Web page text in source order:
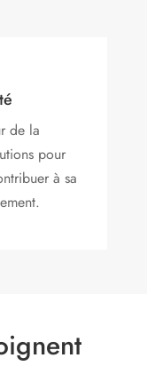
de la
pour
à sa